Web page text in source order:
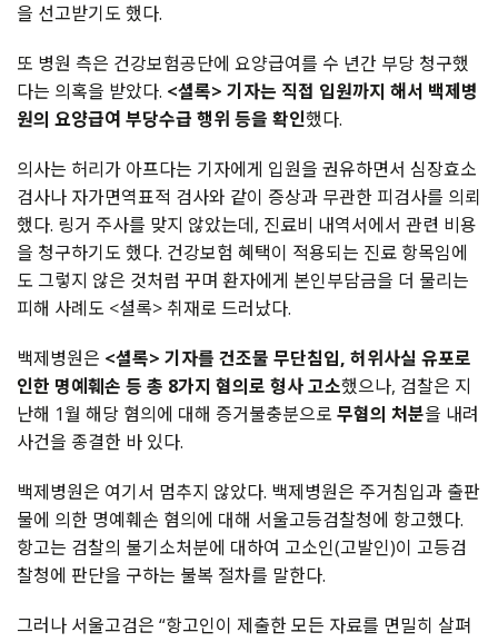
을 선고받기도 했다.
또 병원 측은 건강보험공단에 요양급여를 수 년간 부당 청구했
다는 의혹을 받았다. <셜록> 기자는 직접 입원까지 해서 백제병
원의 요양급여 부당수급 행위 등을 확인했다.
의사는 허리가 아프다는 기자에게 입원을 권유하면서 심장효소
검사나 자가면역표적 검사와 같이 증상과 무관한 피검사를 의뢰
했다. 링거 주사를 맞지 않았는데, 진료비 내역서에서 관련 비용
을 청구하기도 했다. 건강보험 혜택이 적용되는 진료 항목임에
도 그렇지 않은 것처럼 꾸며 환자에게 본인부담금을 더 물리는
피해 사례도 <셜록> 취재로 드러났다.
백제병원은 <셜록> 기자를 건조물 무단침입, 허위사실 유포로
인한 명예훼손 등 총 8가지 혐의로 형사 고소했으나, 검찰은 지
난해 1월 해당 혐의에 대해 증거불충분으로 무혐의 처분을 내려
사건을 종결한 바 있다.
백제병원은 여기서 멈추지 않았다. 백제병원은 주거침입과 출판
물에 의한 명예훼손 혐의에 대해 서울고등검찰청에 항고했다.
항고는 검찰의 불기소처분에 대하여 고소인(고발인)이 고등검
찰청에 판단을 구하는 불복 절차를 말한다.
그러나 서울고검은 “항고인이 제출한 모든 자료를 면밀히 살펴